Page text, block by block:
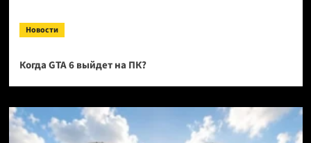
Новости
Когда GTA 6 выйдет на ПК?